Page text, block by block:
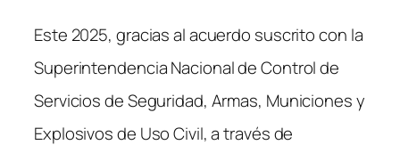
Este 2025, gracias al acuerdo suscrito con la
Superintendencia Nacional de Control de
Servicios de Seguridad, Armas, Municiones y
Explosivos de Uso Civil, a través de